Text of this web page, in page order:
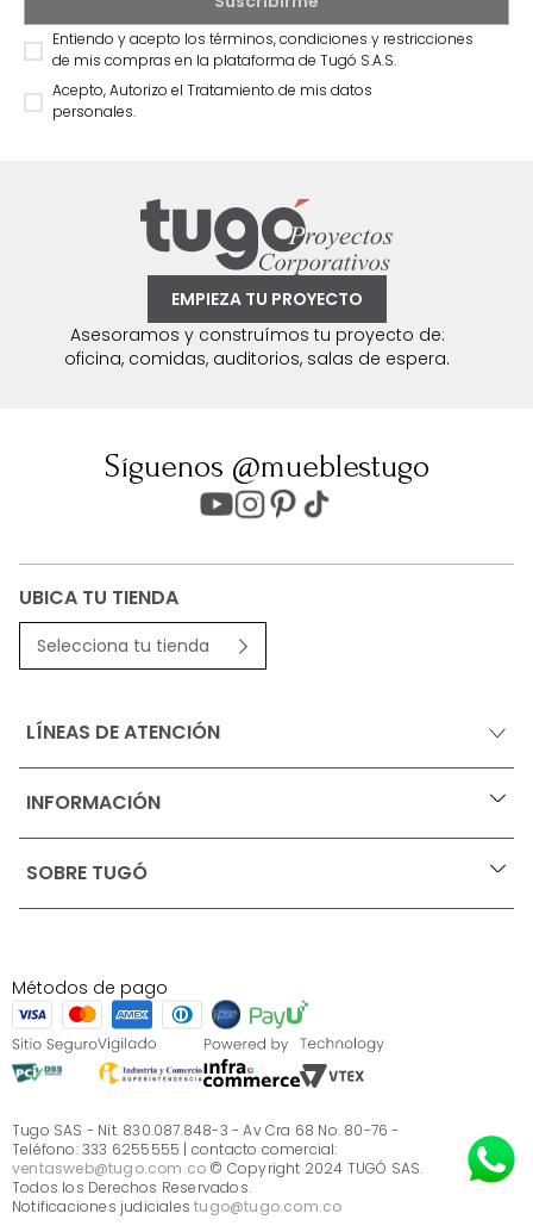
Entiendo y acepto los términos, condiciones y restricciones
de mis compras en la plataforma de Tugó S.A.S.
Acepto, Autorizo el Tratamiento de mis datos
personales.
EMPIEZA TU PROYECTO
Asesoramos y construímos tu proyecto de:
oficina, comidas, auditorios, salas de espera.
Síguenos @mueblestugo
UBICA TU TIENDA
Selecciona tu tienda
LÍNEAS DE ATENCIÓN
INFORMACIÓN +
Ofertas vigentes
Términos, condiciones y restricciones para productos
S.A.S
Términos, condiciones y restricciones Tugó S.A.S
Instructivo cuidado de muebles
Sé parte de Tugó
¿Quiénes somos?
Servicio al cliente
SOBRE TUGÓ +
¿Quieres vender en Tugó?
Métodos de pago
Tugo SAS - Nit. 830.087.848-3 - Av Cra 68 No. 80-76 -
Teléfono: 333 6255555 | contacto comercial:
ventasweb@tugo.com.co © Copyright 2024 TUGÓ SAS.
Todos los Derechos Reservados.
Notificaciones judicialestugo@tugo.com.co